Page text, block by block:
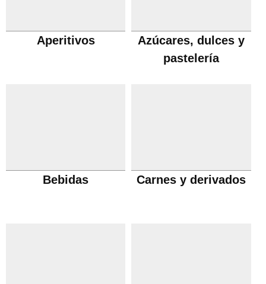
Aperitivos
Azúcares, dulces y
pastelería
Bebidas Carnes y derivados